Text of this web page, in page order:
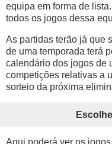
equipa em forma de
todos os jogos dessa
As partidas terão já que
de uma temporada terá
calendário dos jogos de
competições relativas a
sorteio da próxima
Aqui poderá ver os